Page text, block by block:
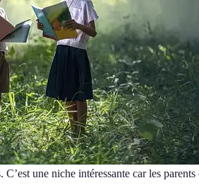
C’est une niche intéressante car les